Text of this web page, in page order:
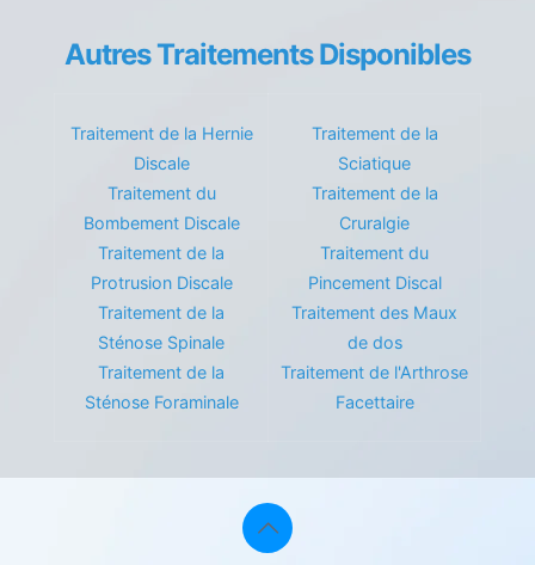
Autres Traitements Disponibles
Traitement de la Hernie
Discale
Traitement du
Bombement Discale
Traitement de la
Protrusion Discale
Traitement de la
Sténose Spinale
Traitement de la
Sténose Foraminale
Traitement de la
Sciatique
Traitement de la
Cruralgie
Traitement du
Pincement Discal
Traitement des Maux
de dos
Traitement de l'Arthrose
Facettaire